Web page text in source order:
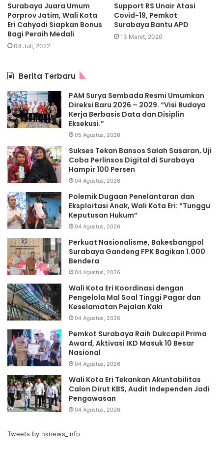
Surabaya Juara Umum
Porprov Jatim, Wali Kota
Eri Cahyadi Siapkan Bonus
Bagi Peraih Medali
04 Juli, 2022
Support RS Unair Atasi
Covid-19, Pemkot
Surabaya Bantu APD
13 Maret, 2020
Berita Terbaru
PAM Surya Sembada Resmi Umumkan
Direksi Baru 2026 – 2029. “Visi Budaya
Kerja Berbasis Data dan Disiplin
Eksekusi.”
05 Agustus, 2026
Sukses Tekan Bansos Salah Sasaran, Uji
Coba Perlinsos Digital di Surabaya
Hampir 100 Persen
04 Agustus, 2026
Polemik Dugaan Penelantaran dan
Eksploitasi Anak, Wali Kota Eri: “Tunggu
Keputusan Hukum”
04 Agustus, 2026
Perkuat Nasionalisme, Bakesbangpol
Surabaya Gandeng FPK Bagikan 1.000
Bendera
04 Agustus, 2026
Wali Kota Eri Koordinasi dengan
Pengelola Mal Soal Tinggi Pagar dan
Keselamatan Pejalan Kaki
04 Agustus, 2026
Pemkot Surabaya Raih Dukcapil Prima
Award, Aktivasi IKD Masuk 10 Besar
Nasional
04 Agustus, 2026
Wali Kota Eri Tekankan Akuntabilitas
Calon Dirut KBS, Audit Independen Jadi
Pengawasan
04 Agustus, 2026
Tweets by hknews_info